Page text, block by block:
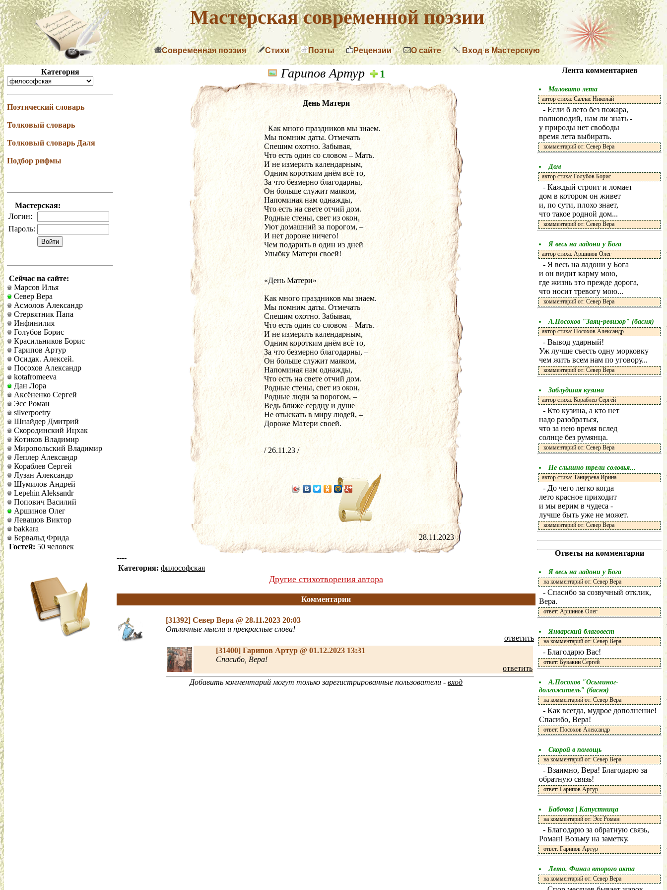
Мастерская современной поэзии
Современная поэзия Стихи Поэты Рецензии О сайте Вход в Мастерскую
Категория
Поэтический словарь
Толковый словарь
Толковый словарь Даля
Подбор рифмы
Мастерская:
Логин:
Пароль:
Сейчас на сайте:
Марсов Илья
Север Вера
Асмолов Александр
Стервятник Папа
Инфинилия
Голубов Борис
Красильников Борис
Гарипов Артур
Осидак. Алексей.
Посохов Александр
kotafromeeva
Дан Лора
Аксёненко Сергей
Эсс Роман
silverpoetry
Шнайдер Дмитрий
Скородинский Ицхак
Котиков Владимир
Миропольский Владимир
Леплер Александр
Кораблев Сергей
Лузан Александр
Шумилов Андрей
Lepehin Aleksandr
Попович Василий
Аршинов Олег
Левашов Виктор
bakkara
Бервальд Фрида
Гостей: 50 человек
Гарипов Артур 1
День Матери
  Как много праздников мы знаем.
Мы помним даты. Отмечать
Спешим охотно. Забывая,
Что есть один со словом – Мать.
И не измерить календарным,
Одним коротким днём всё то,
За что безмерно благодарны, –
Он больше служит маяком,
Напоминая нам однажды,
Что есть на свете отчий дом.
Родные стены, свет из окон,
Уют домашний за порогом, –
И нет дороже ничего!
Чем подарить в один из дней
Улыбку Матери своей!
«День Матери»
Как много праздников мы знаем.
Мы помним даты. Отмечать
Спешим охотно. Забывая,
Что есть один со словом – Мать.
И не измерить календарным,
Одним коротким днём всё то,
За что безмерно благодарны, –
Он больше служит маяком,
Напоминая нам однажды,
Что есть на свете отчий дом.
Родные стены, свет из окон,
Родные люди за порогом, –
Ведь ближе сердцу и душе
Не отыскать в миру людей, –
Дороже Матери своей.
/ 26.11.23 /
28.11.2023
----
Категория: философская
Другие стихотворения автора
Комментарии
[31392] Север Вера @ 28.11.2023 20:03
Отличные мысли и прекрасные слова!
ответить
[31400] Гарипов Артур @ 01.12.2023 13:31
Спасибо, Вера!
ответить
Добавить комментарий могут только зарегистрированные пользователи - вход
Лента комментариев
Маловато лета
автор стиха: Саллас Николай
- Если б лето без пожара,
полноводий, нам ли знать -
у природы нет свободы
время лета выбирать.
комментарий от: Север Вера
Дом
автор стиха: Голубов Борис
- Каждый строит и ломает
дом в котором он живет
и, по сути, плохо знает,
что такое родной дом...
комментарий от: Север Вера
Я весь на ладони у Бога
автор стиха: Аршинов Олег
- Я весь на ладони у Бога
и он видит карму мою,
где жизнь это прежде дорога,
что носит тревогу мою...
комментарий от: Север Вера
А.Посохов "Заяц-ревизор" (басня)
автор стиха: Посохов Александр
- Вывод ударный!
Уж лучше съесть одну морковку
чем жить всем нам по уговору...
комментарий от: Север Вера
Заблудшая кузина
автор стиха: Кораблев Сергей
- Кто кузина, а кто нет
надо разобраться,
что за нею время вслед
солнце без румянца.
комментарий от: Север Вера
Не слышно трели соловья...
автор стиха: Танцерева Ирина
- До чего легко когда
лето красное приходит
и мы верим в чудеса -
лучше быть уже не может.
комментарий от: Север Вера
Ответы на комментарии
Я весь на ладони у Бога
на комментарий от: Север Вера
- Спасибо за созвучный отклик,
Вера.
ответ: Аршинов Олег
Январский благовест
на комментарий от: Север Вера
- Благодарю Вас!
ответ: Бувакин Сергей
А.Посохов "Осьминог-
долгожитель" (басня)
на комментарий от: Север Вера
- Как всегда, мудрое дополнение!
Спасибо, Вера!
ответ: Посохов Александр
Скорой в помощь
на комментарий от: Север Вера
- Взаимно, Вера! Благодарю за
обратную связь!
ответ: Гарипов Артур
Бабочка | Капустница
на комментарий от: Эсс Роман
- Благодарю за обратную связь,
Роман! Возьму на заметку.
ответ: Гарипов Артур
Лето. Финал второго акта
на комментарий от: Север Вера